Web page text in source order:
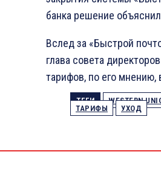
банка решение
Вслед за «Быстрой
глава совета
тарифов, по его мнению,
ТЕГИ WESTERN
ТАРИФЫ
УХОД